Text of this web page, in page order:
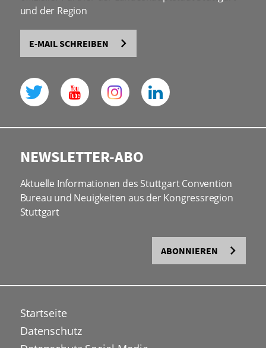
und der Region
E-MAIL SCHREIBEN
NEWSLETTER-ABO
Aktuelle Informationen des Stuttgart Convention
Bureau und Neuigkeiten aus der Kongressregion
Stuttgart
ABONNIEREN
Startseite
Datenschutz